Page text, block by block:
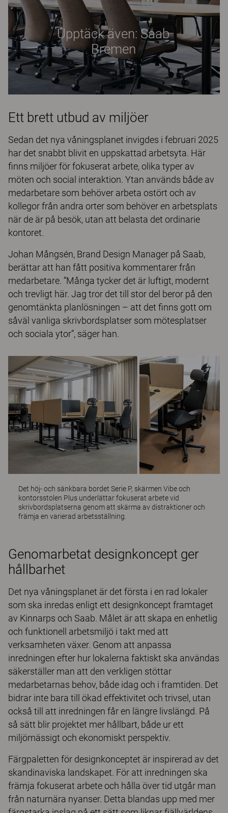
Upptäck även: Saab
Bremen
Ett brett utbud av miljöer
Sedan det nya våningsplanet invigdes i februari 2025
har det snabbt blivit en uppskattad arbetsyta. Här
finns miljöer för fokuserat arbete, olika typer av
möten och social interaktion. Ytan används både av
medarbetare som behöver arbeta ostört och av
kollegor från andra orter som behöver en arbetsplats
när de är på besök, utan att belasta det ordinarie
kontoret.
Johan Mångsén, Brand Design Manager på Saab,
berättar att han fått positiva kommentarer från
medarbetare. ”Många tycker det är luftigt, modernt
och trevligt här. Jag tror det till stor del beror på den
genomtänkta planlösningen – att det finns gott om
såväl vanliga skrivbordsplatser som mötesplatser
och sociala ytor”, säger han.
Det höj- och sänkbara bordet Serie P, skärmen Vibeoch
kontorsstolen Plus underlättar fokuserat arbete vid
skrivbordsplatserna genom att skärma av distraktioner och
främja en varierad arbetsställning.
Genomarbetat designkoncept ger
hållbarhet
Det nya våningsplanet är det första i en rad lokaler
som ska inredas enligt ett designkoncept framtaget
av Kinnarps och Saab. Målet är att skapa en enhetlig
och funktionell arbetsmiljö i takt med att
verksamheten växer. Genom att anpassa
inredningen efter hur lokalerna faktiskt ska användas
säkerställer man att den verkligen stöttar
medarbetarnas behov, både idag och i framtiden. Det
bidrar inte bara till ökad effektivitet och trivsel, utan
också till att inredningen får en längre livslängd. På
så sätt blir projektet mer hållbart, både ur ett
miljömässigt och ekonomiskt perspektiv.
Färgpaletten för designkonceptet är inspirerad av det
skandinaviska landskapet. För att inredningen ska
främja fokuserat arbete och hålla över tid utgår man
från naturnära nyanser. Detta blandas upp med mer